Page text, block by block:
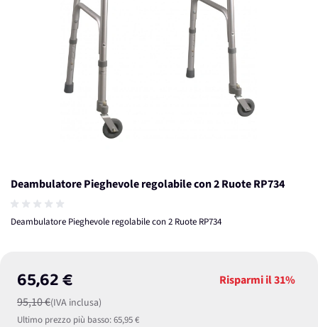
Deambulatore Pieghevole regolabile con 2 Ruote RP734
Deambulatore Pieghevole regolabile con 2 Ruote RP734
65,62 €
95,10 €(IVA inclusa)
Risparmi il31%
Ultimo prezzo più basso:65,95 €